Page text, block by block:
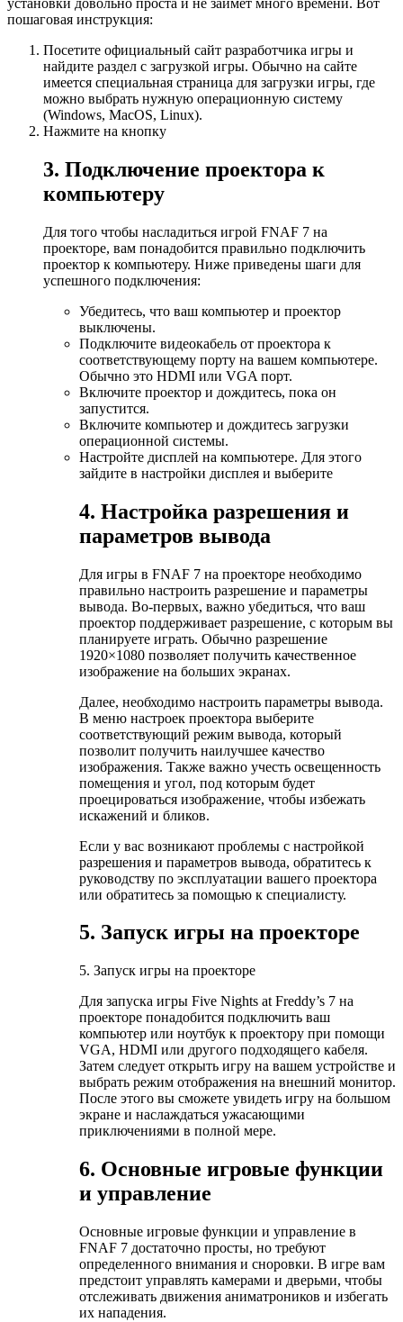
пошаговая инструкция:
Посетите официальный сайт разработчика игры и
найдите раздел с загрузкой игры. Обычно на сайте
имеется специальная страница для загрузки игры, где
можно выбрать нужную операционную систему
(Windows, MacOS, Linux).
Нажмите на кнопку
3. Подключение проектора к
компьютеру
Для того чтобы насладиться игрой FNAF 7 на
проекторе, вам понадобится правильно подключить
проектор к компьютеру. Ниже приведены шаги для
успешного подключения:
Убедитесь, что ваш компьютер и проектор
выключены.
Подключите видеокабель от проектора к
соответствующему порту на вашем компьютере.
Обычно это HDMI или VGA порт.
Включите проектор и дождитесь, пока он
запустится.
Включите компьютер и дождитесь загрузки
операционной системы.
Настройте дисплей на компьютере. Для этого
зайдите в настройки дисплея и выберите
4. Настройка разрешения и
параметров вывода
Для игры в FNAF 7 на проекторе необходимо
правильно настроить разрешение и параметры
вывода. Во-первых, важно убедиться, что ваш
проектор поддерживает разрешение, с которым вы
планируете играть. Обычно разрешение
1920×1080 позволяет получить качественное
изображение на больших экранах.
Далее, необходимо настроить параметры вывода.
В меню настроек проектора выберите
соответствующий режим вывода, который
позволит получить наилучшее качество
изображения. Также важно учесть освещенность
помещения и угол, под которым будет
проецироваться изображение, чтобы избежать
искажений и бликов.
Если у вас возникают проблемы с настройкой
разрешения и параметров вывода, обратитесь к
руководству по эксплуатации вашего проектора
или обратитесь за помощью к специалисту.
5. Запуск игры на проекторе
5. Запуск игры на проекторе
Для запуска игры Five Nights at Freddy’s 7 на
проекторе понадобится подключить ваш
компьютер или ноутбук к проектору при помощи
VGA, HDMI или другого подходящего кабеля.
Затем следует открыть игру на вашем устройстве и
выбрать режим отображения на внешний монитор.
После этого вы сможете увидеть игру на большом
экране и наслаждаться ужасающими
приключениями в полной мере.
6. Основные игровые функции
и управление
Основные игровые функции и управление в
FNAF 7 достаточно просты, но требуют
определенного внимания и сноровки. В игре вам
предстоит управлять камерами и дверьми, чтобы
отслеживать движения аниматроников и избегать
их нападения.